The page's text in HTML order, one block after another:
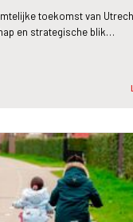
toekomst van
en strategische blik…